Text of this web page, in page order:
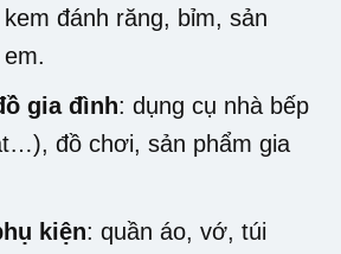
đánh răng, bỉm, sản
.
gia đình: dụng cụ nhà bếp
đồ chơi, sản phẩm gia
kiện: quần áo, vớ, túi